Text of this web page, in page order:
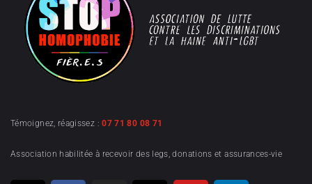
Témoignez, réagissez :07 71 80 08 71
Association habilitée à recevoir des legs, donations et assurances-vie